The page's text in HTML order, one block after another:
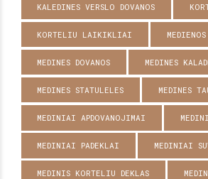
KALEDINES VERSLO DOVANOS
KORTELIU LAIKIKLIAI
MEDINES DOVANOS MEDINES
MEDINES STATULELES MEDINES
MEDINIAI APDOVANOJIMAI
MEDINIAI PADEKLAI MEDINIAI
MEDINIS KORTELIU DEKLAS